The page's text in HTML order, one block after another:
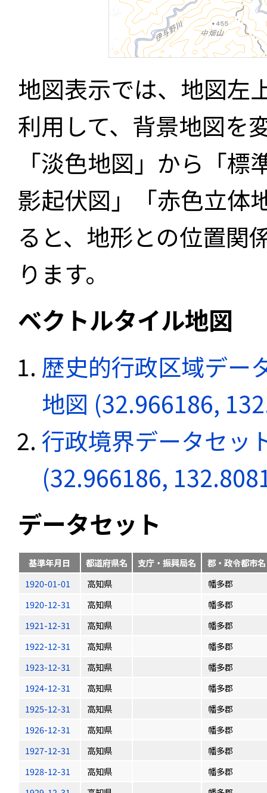
地図表示では、地図左
利用して、背景地図を
「淡色地図」から「
影起伏図」「赤色立体
ると、地形との位置関
ります。
ベクトルタイル地図
歴史的行政区域デー
地図 (32.966186,
行政境界データセッ
(32.966186,
データセット
基準年月日 都道府県名 支庁・振興局名
郡・政令都市名
1920-01-01
高知県
幡多郡
1920-12-31
高知県
幡多郡
1921-12-31
高知県
幡多郡
1922-12-31
高知県
幡多郡
1923-12-31
高知県
幡多郡
1924-12-31
高知県
幡多郡
1925-12-31
高知県
幡多郡
1926-12-31
高知県
幡多郡
1927-12-31
高知県
幡多郡
1928-12-31
高知県
幡多郡